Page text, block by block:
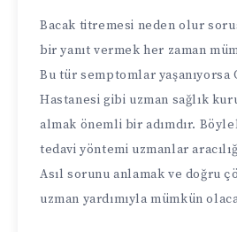
Bacak titremesi neden olur
bir yanıt vermek her zaman
Bu tür semptomlar yaşanıyorsa
Hastanesi gibi uzman sağlık
almak önemli bir adımdır.
tedavi yöntemi uzmanlar
Asıl sorunu anlamak ve doğru
uzman yardımıyla mümkün